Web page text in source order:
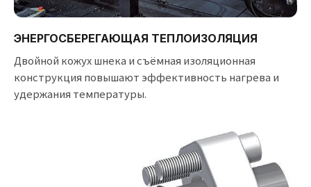
ЭНЕРГОСБЕРЕГАЮЩАЯ ТЕПЛОИЗОЛЯЦИЯ
Двойной кожух шнека и съёмная изоляционная
конструкция повышают эффективность нагрева и
удержания температуры.